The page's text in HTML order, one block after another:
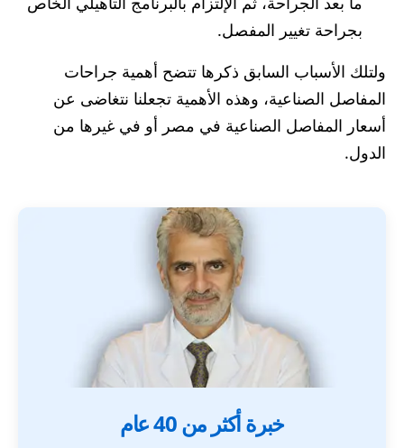
بجراحة تغيير المفصل.
ولتلك الأسباب السابق ذكرها تتضح أهمية جراحات
المفاصل الصناعية، وهذه الأهمية تجعلنا نتغاضى عن
أسعار المفاصل الصناعية في مصر أو في غيرها من
الدول.
خبرة أكثر من 40 عام